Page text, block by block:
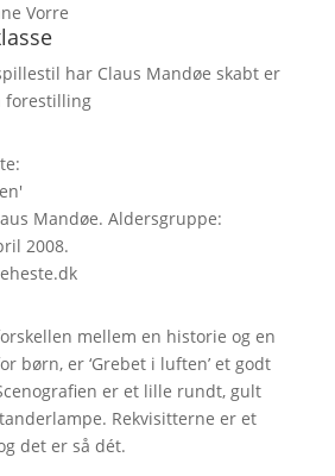
Vorre
har Claus Mandøe skabt er
forestilling
Mandøe. Aldersgruppe:
2008.
mellem en historie og en
børn, er ‘Grebet i luften’ et godt
er et lille rundt, gult
Rekvisitterne er et
det er så dét.